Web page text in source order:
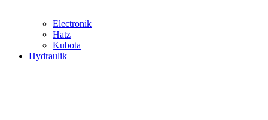
Electronik
Hatz
Kubota
Hydraulik